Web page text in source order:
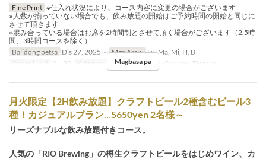
Fine Print ※仕入れ状況により、コース内容に変更の場合がございます
※人数が揃っていない場合でも、飲み放題の開始はご予約時間の開始と同じに
させて頂きます
※混み合っている場合はお席を2時間制とさせて頂く場合がございます（2.5時
間、3時間コースを除く）
Balidong petsa Dis 27, 2025 ~ Mga Araw Lu, Ma, Mi, H, B
Order Limit
2 ~ 30 Kategorya ng Upuan Table, Counter, Terrace
Magbasa pa
月火限定【2H飲み放題】クラフトビール2種含むビール3
種！カジュアルプラン…5650yen 2名様～
リーズナブルな飲み放題付きコース。
人気の「RIO Brewing」の樽生クラフトビールをはじめワイン、カ